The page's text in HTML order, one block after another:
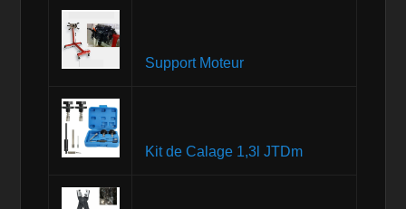
Support Moteur
Kit de Calage 1,3l JTDm